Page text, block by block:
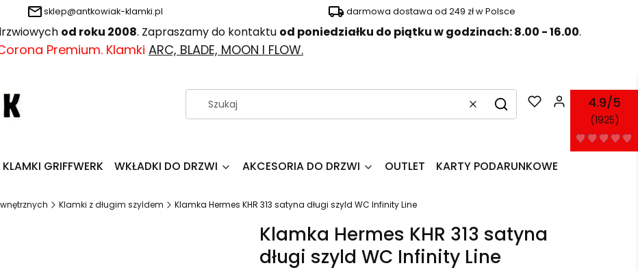
sklep@antkowiak-klamki.pl darmowa dostawa od 249 zł w Polsce
od roku 2008. Zapraszamy do kontaktu od poniedziałku do piątku w godzinach: 8.00 - 16.00.
Premium. Klamki ARC, BLADE, MOON I FLOW.
WyczyśćSzukaj
Produkty w
KLAMKI GRIFFWERK WKŁADKI DO DRZWI AKCESORIA DO DRZWI OUTLET KARTY PODARUNKOWE
Klamki z długim szyldem Klamka Hermes KHR 313 satyna długi szyld WC Infinity Line
Klamka Hermes KHR 313 satyna
długi szyld WC Infinity Line
4.9/5
(1925)